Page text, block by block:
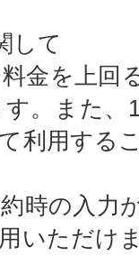
して
金を上回
。また、
利用する
時の入力
いただけ